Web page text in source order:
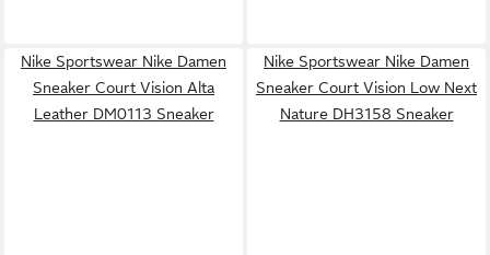
Nike Sportswear Nike Damen
Sneaker Court Vision Alta
Leather DM0113 Sneaker
Nike Sportswear Nike Damen
Sneaker Court Vision Low Next
Nature DH3158 Sneaker